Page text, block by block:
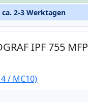
2-3 Werktagen
IPF 755 MFP
/ MC10)